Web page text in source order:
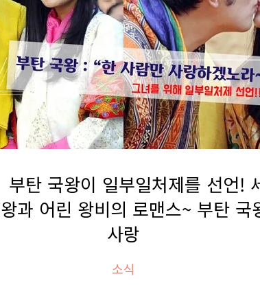
부탄 국왕이 일부일처제를 선언!
과 어린 왕비의 로맨스~ 부탄 국
사랑
소식